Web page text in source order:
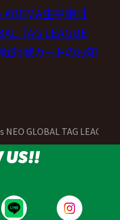
生中継！】
TAG LEAGUE
対戦カードのお知
NEO GLOBAL TAG LEAGUE
US!!